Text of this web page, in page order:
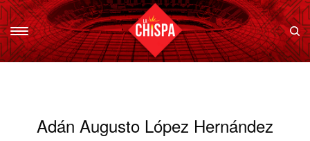
Adán Augusto López Hernández